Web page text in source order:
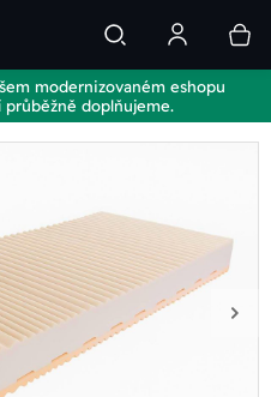
modernizovaném eshopu
průběžně doplňujeme.